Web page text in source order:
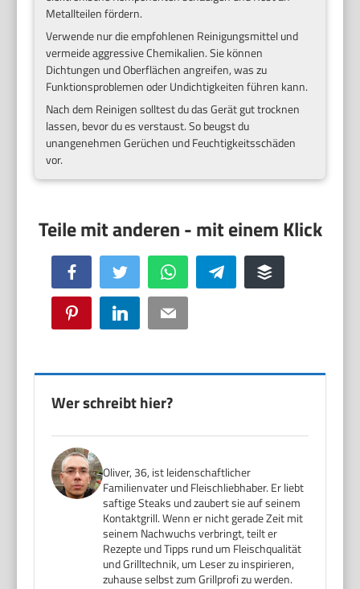
Metallteilen fördern.
Verwende nur die empfohlenen Reinigungsmittel und
vermeide aggressive Chemikalien. Sie können
Dichtungen und Oberflächen angreifen, was zu
Funktionsproblemen oder Undichtigkeiten führen kann.
Nach dem Reinigen solltest du das Gerät gut trocknen
lassen, bevor du es verstaust. So beugst du
unangenehmen Gerüchen und Feuchtigkeitsschäden
vor.
Facebook Twitter WhatsApp Telegram Buffer
Pinterest LinkedIn Email
Wer schreibt hier?
Oliver, 36, ist leidenschaftlicher
Familienvater und Fleischliebhaber. Er liebt
saftige Steaks und zaubert sie auf seinem
Kontaktgrill. Wenn er nicht gerade Zeit mit
seinem Nachwuchs verbringt, teilt er
Rezepte und Tipps rund um Fleischqualität
und Grilltechnik, um Leser zu inspirieren,
zuhause selbst zum Grillprofi zu werden.